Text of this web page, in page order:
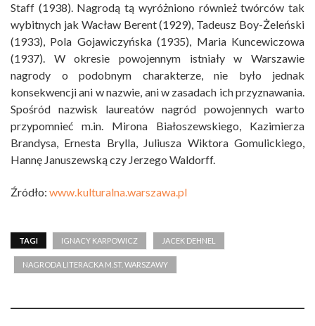
Staff (1938). Nagrodą tą wyróżniono również twórców tak
wybitnych jak Wacław Berent (1929), Tadeusz Boy-Żeleński
(1933), Pola Gojawiczyńska (1935), Maria Kuncewiczowa
(1937). W okresie powojennym istniały w Warszawie
nagrody o podobnym charakterze, nie było jednak
konsekwencji ani w nazwie, ani w zasadach ich przyznawania.
Spośród nazwisk laureatów nagród powojennych warto
przypomnieć m.in. Mirona Białoszewskiego, Kazimierza
Brandysa, Ernesta Brylla, Juliusza Wiktora Gomulickiego,
Hannę Januszewską czy Jerzego Waldorff.
Źródło: www.kulturalna.warszawa.pl
TAGI IGNACY KARPOWICZ JACEK DEHNEL
NAGRODA LITERACKA M.ST. WARSZAWY